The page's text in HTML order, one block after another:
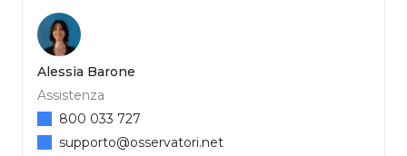
Alessia Barone
Assistenza
800 033 727
supporto@osservatori.net